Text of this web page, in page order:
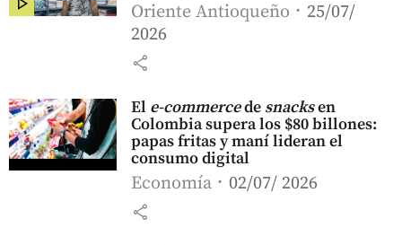
Oriente Antioqueño
25/07/
2026
share
Ele-commercedesnacksen
Colombia supera los $80 billones:
papas fritas y maní lideran el
consumo digital
Economía 02/07/ 2026
share